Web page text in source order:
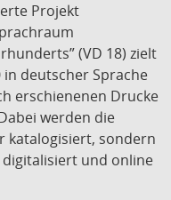
Projekt
(VD 18) zielt
in deutscher Sprache
erschienenen Drucke
werden die
katalogisiert, sondern
und online